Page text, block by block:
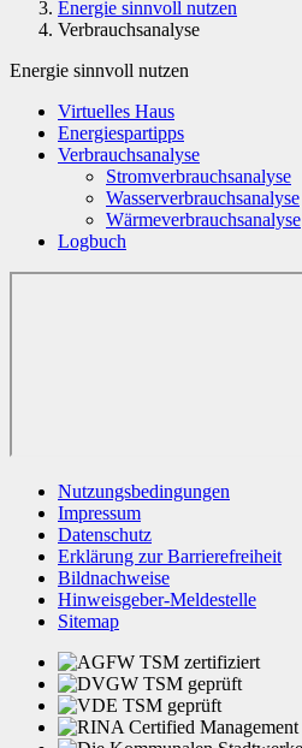
Energie sinnvoll nutzen
Verbrauchsanalyse
Energie sinnvoll nutzen
Virtuelles Haus
Energiespartipps
Verbrauchsanalyse
Stromverbrauchsanalyse
Wasserverbrauchsanalyse
Wärmeverbrauchsanalyse
Logbuch
Nutzungsbedingungen
Impressum
Datenschutz
Erklärung zur Barrierefreiheit
Bildnachweise
Hinweisgeber-Meldestelle
Sitemap